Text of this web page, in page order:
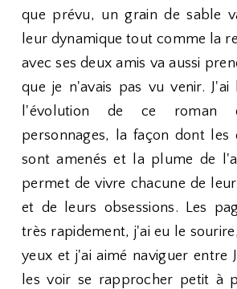
que prévu, un grain de sable
leur dynamique tout comme la
avec ses deux amis va aussi
que je n'avais pas vu venir. J'ai
l'évolution de ce roman
personnages, la façon dont les
sont amenés et la plume de
permet de vivre chacune de
et de leurs obsessions. Les
très rapidement, j'ai eu le
yeux et j'ai aimé naviguer entre
les voir se rapprocher petit à